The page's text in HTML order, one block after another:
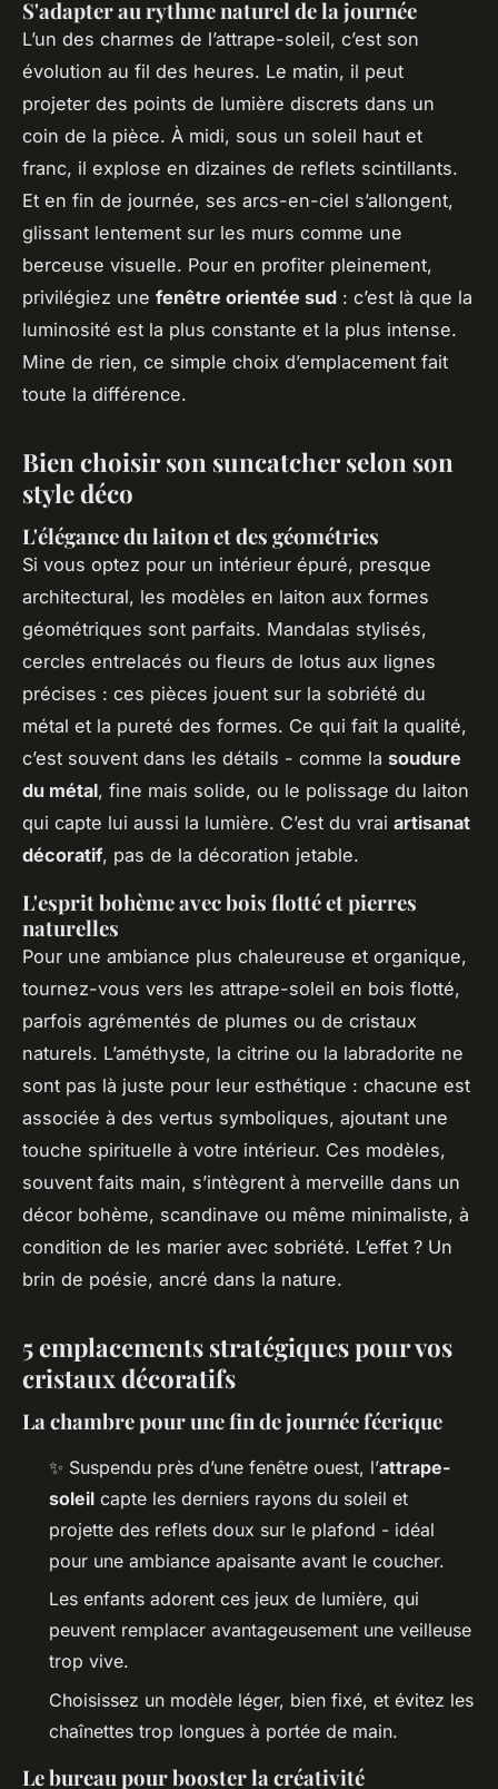
S'adapter au rythme naturel de la journée
L’un des charmes de l’attrape-soleil, c’est son
évolution au fil des heures. Le matin, il peut
projeter des points de lumière discrets dans un
coin de la pièce. À midi, sous un soleil haut et
franc, il explose en dizaines de reflets scintillants.
Et en fin de journée, ses arcs-en-ciel s’allongent,
glissant lentement sur les murs comme une
berceuse visuelle. Pour en profiter pleinement,
privilégiez une fenêtre orientée sud : c’est là que la
luminosité est la plus constante et la plus intense.
Mine de rien, ce simple choix d’emplacement fait
toute la différence.
Bien choisir son suncatcher selon son
style déco
L'élégance du laiton et des géométries
Si vous optez pour un intérieur épuré, presque
architectural, les modèles en laiton aux formes
géométriques sont parfaits. Mandalas stylisés,
cercles entrelacés ou fleurs de lotus aux lignes
précises : ces pièces jouent sur la sobriété du
métal et la pureté des formes. Ce qui fait la qualité,
c’est souvent dans les détails - comme la soudure
du métal, fine mais solide, ou le polissage du laiton
qui capte lui aussi la lumière. C’est du vrai artisanat
décoratif, pas de la décoration jetable.
L'esprit bohème avec bois flotté et pierres
naturelles
Pour une ambiance plus chaleureuse et organique,
tournez-vous vers les attrape-soleil en bois flotté,
parfois agrémentés de plumes ou de cristaux
naturels. L’améthyste, la citrine ou la labradorite ne
sont pas là juste pour leur esthétique : chacune est
associée à des vertus symboliques, ajoutant une
touche spirituelle à votre intérieur. Ces modèles,
souvent faits main, s’intègrent à merveille dans un
décor bohème, scandinave ou même minimaliste, à
condition de les marier avec sobriété. L’effet ? Un
brin de poésie, ancré dans la nature.
5 emplacements stratégiques pour vos
cristaux décoratifs
La chambre pour une fin de journée féerique
✨ Suspendu près d’une fenêtre ouest, l’attrape-
soleil capte les derniers rayons du soleil et
projette des reflets doux sur le plafond - idéal
pour une ambiance apaisante avant le coucher.
Les enfants adorent ces jeux de lumière, qui
peuvent remplacer avantageusement une veilleuse
trop vive.
Choisissez un modèle léger, bien fixé, et évitez les
chaînettes trop longues à portée de main.
Le bureau pour booster la créativité